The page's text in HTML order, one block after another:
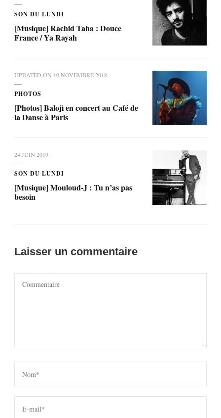
SON DU LUNDI
[Musique] Rachid Taha : Douce
France / Ya Rayah
UPDATED ON 10 NOVEMBRE 2018
PHOTOS
[Photos] Baloji en concert au Café de
la Danse à Paris
24 JUIN 2019
SON DU LUNDI
[Musique] Mouloud-J : Tu n’as pas
besoin
Laisser un commentaire